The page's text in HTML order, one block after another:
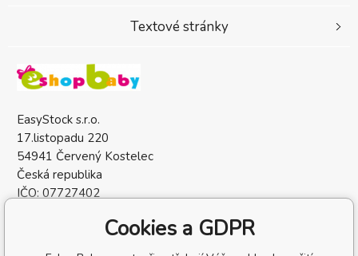
EasyStock s.r.o.
17.listopadu 220
54941 Červený Kostelec
Česká republika
IČO: 07727402
Textové stránky
Cookies a GDPR